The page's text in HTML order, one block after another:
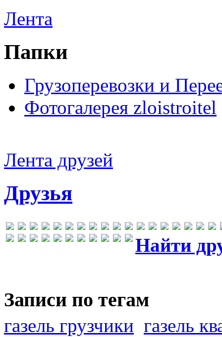
Лента
Папки
Грузоперевозки и
Фотогалерея zloistroitel
Лента друзей
Друзья
Найти
Записи по тегам
газель грузчики газель